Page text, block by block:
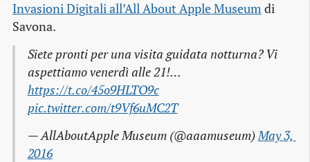
Invasioni Digitali all’All About Apple Museum di
Savona.
Siete pronti per una visita guidata notturna? Vi
aspettiamo venerdì alle 21!…
https://t.co/45o9HLTO9c
pic.twitter.com/t9Vf6uMC2T
— AllAboutApple Museum (@aaamuseum)May 3,
2016